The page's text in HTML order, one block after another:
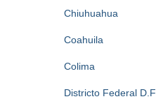
Chiuhuahua
Coahuila
Colima
Districto Federal D.F